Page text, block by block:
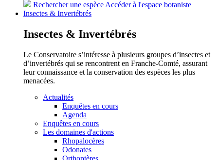
Rechercher une espèceAccéder à l'espace botaniste
Insectes & Invertébrés
Insectes & Invertébrés
Le Conservatoire s’intéresse à plusieurs groupes d’insectes et
d’invertébrés qui se rencontrent en Franche-Comté, assurant
leur connaissance et la conservation des espèces les plus
menacées.
Actualités
Enquêtes en cours
Agenda
Enquêtes en cours
Les domaines d'actions
Rhopalocères
Odonates